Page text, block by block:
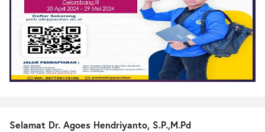
Selamat Dr. Agoes Hendriyanto, S.P.,M.Pd